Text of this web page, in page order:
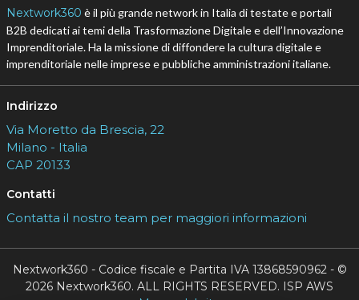
Nextwork360 è il più grande network in Italia di testate e portali
B2B dedicati ai temi della Trasformazione Digitale e dell’Innovazione
Imprenditoriale. Ha la missione di diffondere la cultura digitale e
imprenditoriale nelle imprese e pubbliche amministrazioni italiane.
Indirizzo
Via Moretto da Brescia, 22
Milano - Italia
CAP 20133
Contatti
Contatta il nostro team per maggiori informazioni
Nextwork360 - Codice fiscale e Partita IVA 13868590962 - ©
2026 Nextwork360. ALL RIGHTS RESERVED. ISP AWS